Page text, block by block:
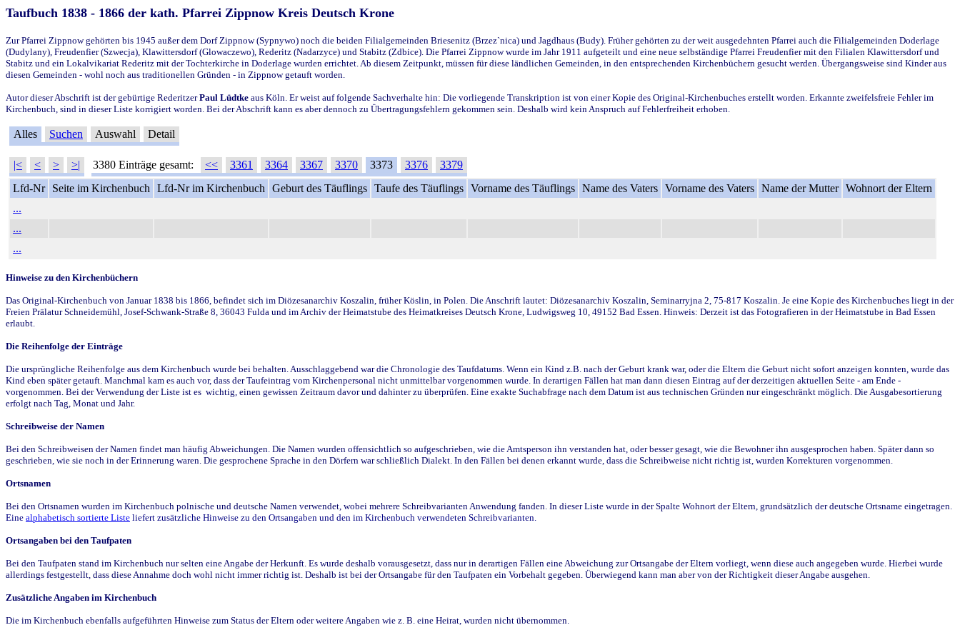
Taufbuch 1838 - 1866 der kath. Pfarrei Zippnow Kreis Deutsch Krone
Zur Pfarrei Zippnow gehörten bis 1945 außer dem Dorf Zippnow (Sypnywo) noch die beiden Filialgemeinden Briesenitz (Brzez`nica) und Jagdhaus (Budy). Früher gehörten zu der weit ausgedehnten Pfarrei auch die Filialgemeinden Doderlage
(Dudylany), Freudenfier (Szwecja), Klawittersdorf (Glowaczewo), Rederitz (Nadarzyce) und Stabitz (Zdbice). Die Pfarrei Zippnow wurde im Jahr 1911 aufgeteilt und eine neue selbständige Pfarrei Freudenfier mit den Filialen Klawittersdorf und
Stabitz und ein Lokalvikariat Rederitz mit der Tochterkirche in Doderlage wurden errichtet. Ab diesem Zeitpunkt, müssen für diese ländlichen Gemeinden, in den entsprechenden Kirchenbüchern gesucht werden. Übergangsweise sind Kinder aus
diesen Gemeinden - wohl noch aus traditionellen Gründen - in Zippnow getauft worden.
Autor dieser Abschrift ist der gebürtige RederitzerPaul Lüdtke aus Köln. Er weist auf folgende Sachverhalte hin: Die vorliegende Transkription ist von einer Kopie des Original-Kirchenbuches erstellt worden. Erkannte zweifelsfreie Fehler im
Kirchenbuch, sind in dieser Liste korrigiert worden. Bei der Abschrift kann es aber dennoch zu Übertragungsfehlern gekommen sein. Deshalb wird kein Anspruch auf Fehlerfreiheit erhoben.
Alles Suchen Auswahl Detail
|< < > >| 3380 Einträge gesamt: << 3361 3364 3367 3370 3373 3376
3379
Lfd-Nr
Seite im Kirchenbuch Lfd-Nr im Kirchenbuch Geburt des Täuflings Taufe des Täuflings Vorname des Täuflings Name des Vaters Vorname des Vaters Name der Mutter Wohnort der Eltern
...
...
...
Hinweise zu den Kirchenbüchern
Das Original-Kirchenbuch von Januar 1838 bis 1866, befindet sich im Diözesanarchiv Koszalin, früher Köslin, in Polen. Die Anschrift lautet: Diözesanarchiv Koszalin, Seminarryjna 2, 75-817 Koszalin. Je eine Kopie des Kirchenbuches liegt in der
Freien Prälatur Schneidemühl, Josef-Schwank-Straße 8, 36043 Fulda und im Archiv der Heimatstube des Heimatkreises Deutsch Krone, Ludwigsweg 10, 49152 Bad Essen. Hinweis: Derzeit ist das Fotografieren in der Heimatstube in Bad Essen
erlaubt.
Die Reihenfolge der Einträge
Die ursprüngliche Reihenfolge aus dem Kirchenbuch wurde bei behalten. Ausschlaggebend war die Chronologie des Taufdatums. Wenn ein Kind z.B. nach der Geburt krank war, oder die Eltern die Geburt nicht sofort anzeigen konnten, wurde das
Kind eben später getauft. Manchmal kam es auch vor, dass der Taufeintrag vom Kirchenpersonal nicht unmittelbar vorgenommen wurde. In derartigen Fällen hat man dann diesen Eintrag auf der derzeitigen aktuellen Seite - am Ende -
vorgenommen. Bei der Verwendung der Liste ist es wichtig, einen gewissen Zeitraum davor und dahinter zu überprüfen. Eine exakte Suchabfrage nach dem Datum ist aus technischen Gründen nur eingeschränkt möglich. Die Ausgabesortierung
erfolgt nach Tag, Monat und Jahr.
Schreibweise der Namen
Bei den Schreibweisen der Namen findet man häufig Abweichungen. Die Namen wurden offensichtlich so aufgeschrieben, wie die Amtsperson ihn verstanden hat, oder besser gesagt, wie die Bewohner ihn ausgesprochen haben. Später dann so
geschrieben, wie sie noch in der Erinnerung waren. Die gesprochene Sprache in den Dörfern war schließlich Dialekt. In den Fällen bei denen erkannt wurde, dass die Schreibweise nicht richtig ist, wurden Korrekturen vorgenommen.
Ortsnamen
Bei den Ortsnamen wurden im Kirchenbuch polnische und deutsche Namen verwendet, wobei mehrere Schreibvarianten Anwendung fanden. In dieser Liste wurde in der Spalte Wohnort der Eltern, grundsätzlich der deutsche Ortsname eingetragen.
Eine alphabetisch sortierte Liste liefert zusätzliche Hinweise zu den Ortsangaben und den im Kirchenbuch verwendeten Schreibvarianten.
Ortsangaben bei den Taufpaten
Bei den Taufpaten stand im Kirchenbuch nur selten eine Angabe der Herkunft. Es wurde deshalb vorausgesetzt, dass nur in derartigen Fällen eine Abweichung zur Ortsangabe der Eltern vorliegt, wenn diese auch angegeben wurde. Hierbei wurde
allerdings festgestellt, dass diese Annahme doch wohl nicht immer richtig ist. Deshalb ist bei der Ortsangabe für den Taufpaten ein Vorbehalt gegeben. Überwiegend kann man aber von der Richtigkeit dieser Angabe ausgehen.
Zusätzliche Angaben im Kirchenbuch
Die im Kirchenbuch ebenfalls aufgeführten Hinweise zum Status der Eltern oder weitere Angaben wie z. B. eine Heirat, wurden nicht übernommen.